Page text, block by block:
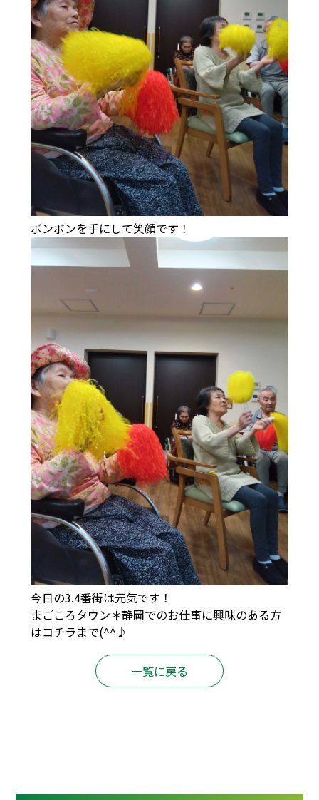
ボンボンを手にして笑顔です！
今日の3.4番街は元気です！
まごころタウン＊静岡でのお仕事に興味のある方
はコチラ まで(^^♪
一覧に戻る